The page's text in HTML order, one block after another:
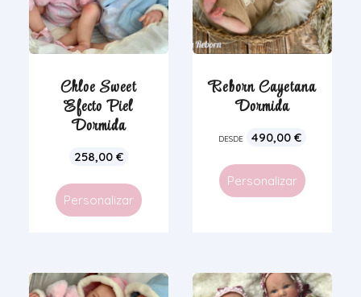
Chloe Sweet
Efecto Piel
Dormida
258,00 €
Personalizar
Reborn Cayetana
Dormida
DESDE 490,00€
Personalizar